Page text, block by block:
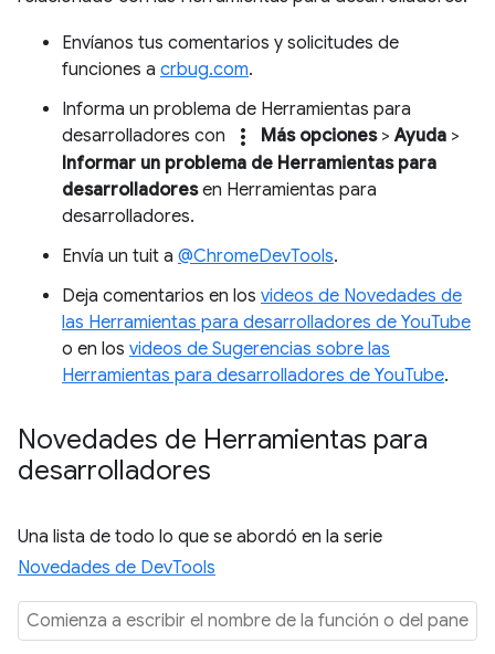
Envíanos tus comentarios y solicitudes de
funciones a crbug.com.
Informa un problema de Herramientas para
desarrolladores con
more_vert Más opciones>Ayuda >
Informar un problema de Herramientas para
desarrolladoresen Herramientas para
desarrolladores.
Envía un tuit a @ChromeDevTools.
Deja comentarios en los videos de Novedades de
las Herramientas para desarrolladores de YouTube
o en los videos de Sugerencias sobre las
Herramientas para desarrolladores de YouTube.
Novedades de Herramientas para
desarrolladores
Una lista de todo lo que se abordó en la serie
Novedades de DevTools